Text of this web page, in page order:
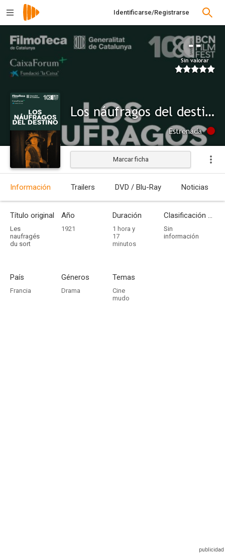
Identificarse/Registrarse
--
Sin valorar
Los náufragos del destino
Estrenada
Marcar ficha
Información Trailers DVD / Blu-Ray Noticias
Título original
Les
naufragés
du sort
Año
1921
Duración
1 hora y
17
minutos
Clasificación por edades
Sin
información
País
Francia
Géneros
Drama
Temas
Cine
mudo